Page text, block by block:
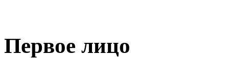
Первое лицо